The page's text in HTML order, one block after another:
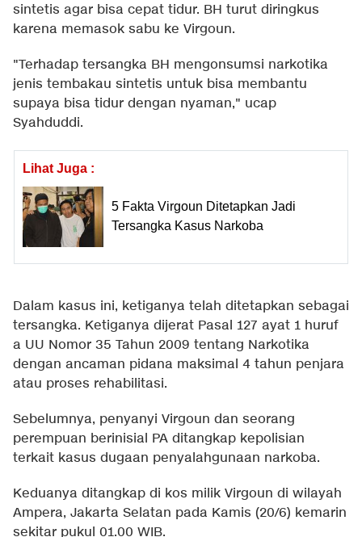
sintetis agar bisa cepat tidur. BH turut diringkus
karena memasok sabu ke Virgoun.
"Terhadap tersangka BH mengonsumsi narkotika
jenis tembakau sintetis untuk bisa membantu
supaya bisa tidur dengan nyaman," ucap
Syahduddi.
Lihat Juga :
5 Fakta Virgoun Ditetapkan Jadi
Tersangka Kasus Narkoba
Dalam kasus ini, ketiganya telah ditetapkan sebagai
tersangka. Ketiganya dijerat Pasal 127 ayat 1 huruf
a UU Nomor 35 Tahun 2009 tentang Narkotika
dengan ancaman pidana maksimal 4 tahun penjara
atau proses rehabilitasi.
Sebelumnya, penyanyi Virgoun dan seorang
perempuan berinisial PA ditangkap kepolisian
terkait kasus dugaan penyalahgunaan narkoba.
Keduanya ditangkap di kos milik Virgoun di wilayah
Ampera, Jakarta Selatan pada Kamis (20/6) kemarin
sekitar pukul 01.00 WIB.